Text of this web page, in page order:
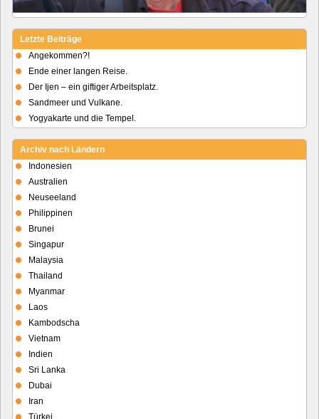
Letzte Beiträge
Angekommen?!
Ende einer langen Reise.
Der Ijen – ein giftiger Arbeitsplatz.
Sandmeer und Vulkane.
Yogyakarte und die Tempel.
Archiv nach Ländern
Indonesien
Australien
Neuseeland
Philippinen
Brunei
Singapur
Malaysia
Thailand
Myanmar
Laos
Kambodscha
Vietnam
Indien
Sri Lanka
Dubai
Iran
Türkei